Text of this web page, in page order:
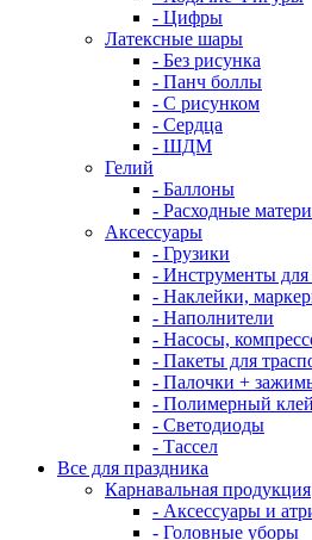
- Цифры
Латексные шары
- Без рисунка
- Панч боллы
- С рисунком
- Сердца
- ШДМ
Гелий
- Баллоны
- Расходные
Аксессуары
- Грузики
- Инструменты
- Наклейки,
- Наполнители
- Насосы,
- Пакеты для
- Палочки +
- Полимерный
- Светодиоды
- Тассел
Все для праздника
Карнавальная продукция
- Аксессуары и
- Головные уборы